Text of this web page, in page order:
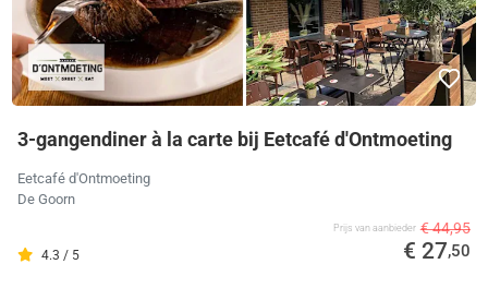
3-gangendiner à la carte bij Eetcafé d'Ontmoeting
Eetcafé d'Ontmoeting
De Goorn
4.3 / 5
Prijs van aanbieder € 44,95
€ 27,50